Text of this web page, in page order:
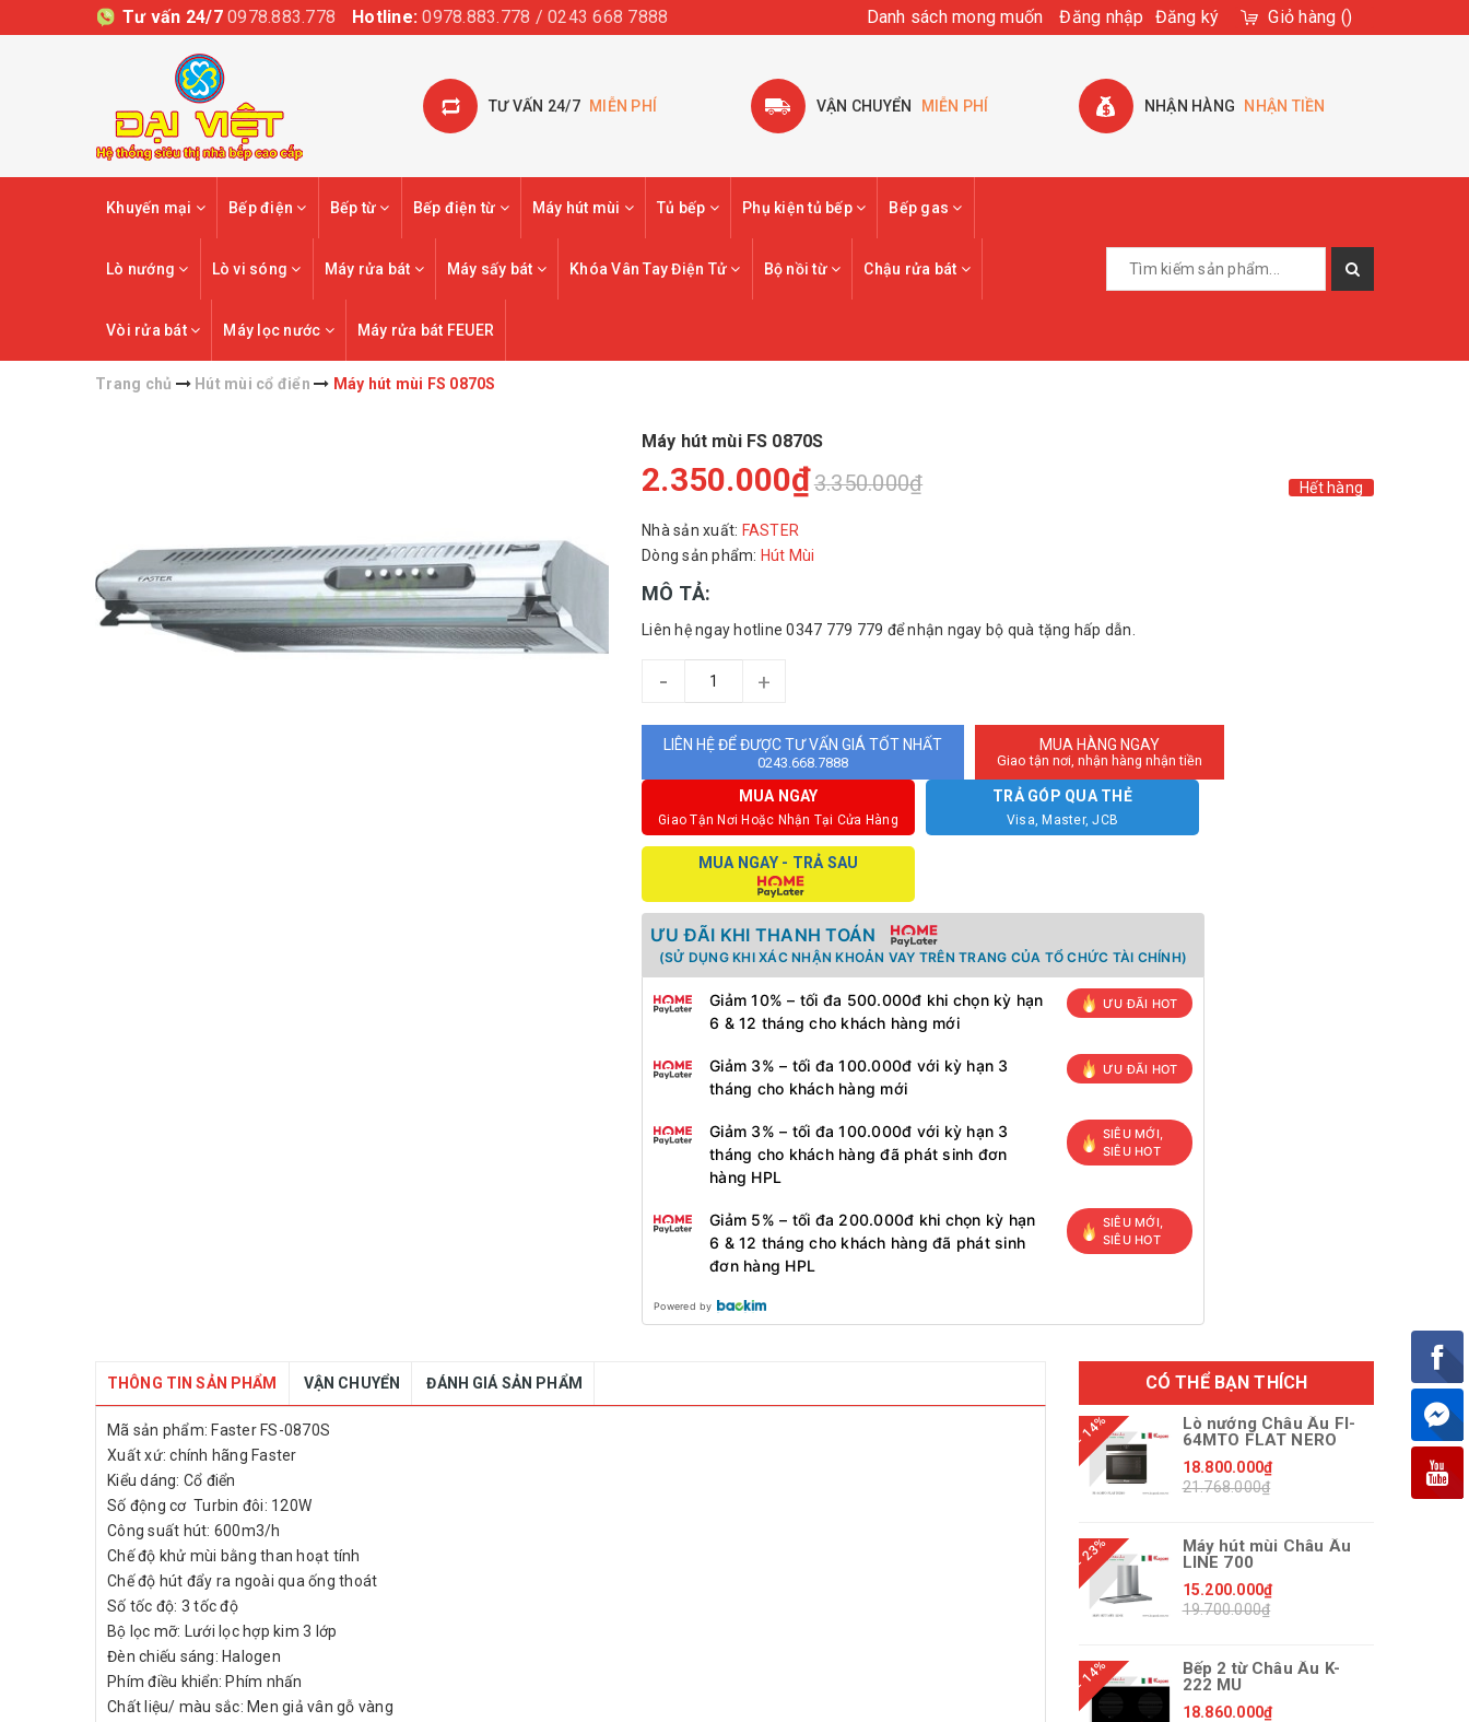
Tư vấn 24/7 0978.883.778 Hotline: 0978.883.778 / 0243 668 7888 Danh sách mong muốn Đăng nhập Đăng ký Giỏ hàng ()
TƯ VẤN 24/7 MIỄN PHÍ VẬN CHUYỂN MIỄN PHÍ NHẬN HÀNG NHẬN TIỀN
Khuyến mại Bếp điện Bếp từ Bếp điện từ Máy hút mùi Tủ bếp Phụ kiện tủ bếp Bếp gas
Lò nướng Lò vi sóng Máy rửa bát Máy sấy bát Khóa Vân Tay Điện Tử Bộ nồi từ Chậu rửa bát
Vòi rửa bát Máy lọc nước Máy rửa bát FEUER
Trang chủ Hút mùi cổ điển Máy hút mùi FS 0870S
Máy hút mùi FS 0870S
Hết hàng
2.350.000₫3.350.000₫
Nhà sản xuất: FASTER
Dòng sản phẩm: Hút Mùi
MÔ TẢ:
Liên hệ ngay hotline 0347 779 779 để nhận ngay bộ quà tặng hấp dẫn.
- +
LIÊN HỆ ĐỂ ĐƯỢC TƯ VẤN GIÁ TỐT NHẤT
0243.668.7888
MUA HÀNG NGAY
Giao tận nơi, nhận hàng nhận tiền
MUA NGAY
Giao Tận Nơi Hoặc Nhận Tại Cửa Hàng
TRẢ GÓP QUA THẺ
Visa, Master, JCB
MUA NGAY - TRẢ SAU
ƯU ĐÃI KHI THANH TOÁN
(SỬ DỤNG KHI XÁC NHẬN KHOẢN VAY TRÊN TRANG CỦA TỔ CHỨC TÀI CHÍNH)
Giảm 10% – tối đa 500.000đ khi chọn kỳ hạn
6 & 12 tháng cho khách hàng mới
ƯU ĐÃI HOT
Giảm 3% – tối đa 100.000đ với kỳ hạn 3
tháng cho khách hàng mới
ƯU ĐÃI HOT
Giảm 3% – tối đa 100.000đ với kỳ hạn 3
tháng cho khách hàng đã phát sinh đơn
hàng HPL
SIÊU MỚI,
SIÊU HOT
Giảm 5% – tối đa 200.000đ khi chọn kỳ hạn
6 & 12 tháng cho khách hàng đã phát sinh
đơn hàng HPL
SIÊU MỚI,
SIÊU HOT
Powered by
THÔNG TIN SẢN PHẨM VẬN CHUYỂN ĐÁNH GIÁ SẢN PHẨM
Mã sản phẩm: Faster FS-0870S
Xuất xứ: chính hãng Faster
Kiểu dáng: Cổ điển
Số động cơ Turbin đôi: 120W
Công suất hút: 600m3/h
Chế độ khử mùi bằng than hoạt tính
Chế độ hút đẩy ra ngoài qua ống thoát
Số tốc độ: 3 tốc độ
Bộ lọc mỡ: Lưới lọc hợp kim 3 lớp
Đèn chiếu sáng: Halogen
Phím điều khiển: Phím nhấn
Chất liệu/ màu sắc: Men giả vân gỗ vàng
CÓ THỂ BẠN THÍCH
- 14%
Lò nướng Châu Âu FI-
64MTO FLAT NERO
18.800.000₫
21.768.000₫
- 23%
Máy hút mùi Châu Âu
LINE 700
15.200.000₫
19.700.000₫
- 14%
Bếp 2 từ Châu Âu K-
222 MU
18.860.000₫